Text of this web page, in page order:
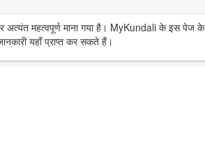
अत्यंत महत्वपूर्ण माना गया है। MyKundali के इस पेज के
यहाँ प्राप्त कर सकते हैं।